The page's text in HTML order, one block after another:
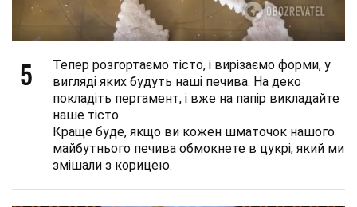
5
Тепер розгортаємо тісто, і вирізаємо форми, у
вигляді яких будуть наші печива. На деко
покладіть пергамент, і вже на папір викладайте
наше тісто.
Краще буде, якщо ви кожен шматочок нашого
майбутнього печива обмокнете в цукрі, який ми
змішали з корицею.